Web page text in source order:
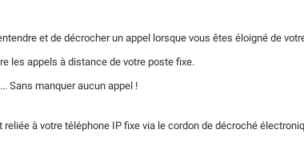
et de décrocher un appel lorsque vous êtes éloigné de
les appels à distance de votre poste fixe.
Sans manquer aucun appel !
à votre téléphone IP fixe via le cordon de décroché